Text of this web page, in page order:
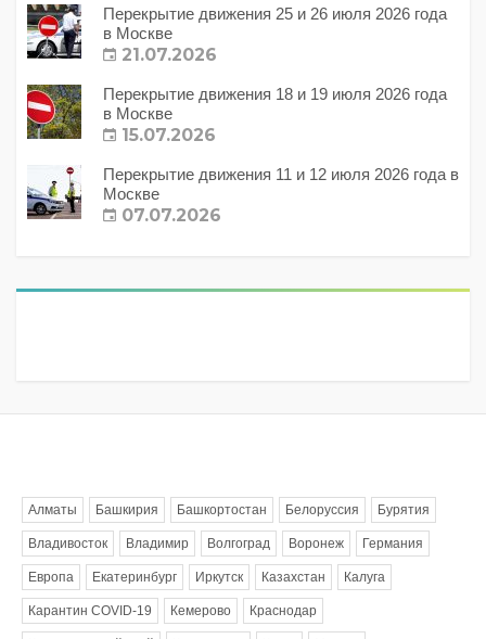
Перекрытие движения 25 и 26 июля 2026 года
в Москве
21.07.2026
Перекрытие движения 18 и 19 июля 2026 года
в Москве
15.07.2026
Перекрытие движения 11 и 12 июля 2026 года в
Москве
07.07.2026
Алматы Башкирия Башкортостан Белоруссия Бурятия
Владивосток Владимир Волгоград Воронеж Германия
Европа Екатеринбург Иркутск Казахстан Калуга
Карантин COVID-19 Кемерово Краснодар